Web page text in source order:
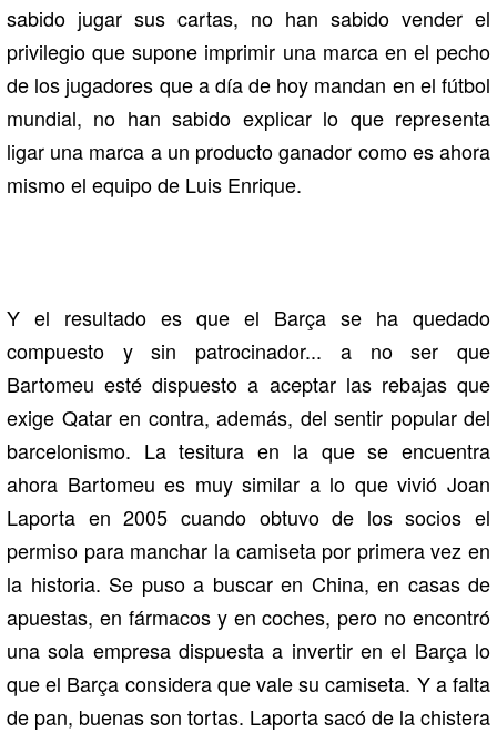
sabido jugar sus cartas, no han sabido vender el
privilegio que supone imprimir una marca en el pecho
de los jugadores que a día de hoy mandan en el fútbol
mundial, no han sabido explicar lo que representa
ligar una marca a un producto ganador como es ahora
mismo el equipo de Luis Enrique.
Y el resultado es que el Barça se ha quedado
compuesto y sin patrocinador... a no ser que
Bartomeu esté dispuesto a aceptar las rebajas que
exige Qatar en contra, además, del sentir popular del
barcelonismo. La tesitura en la que se encuentra
ahora Bartomeu es muy similar a lo que vivió Joan
Laporta en 2005 cuando obtuvo de los socios el
permiso para manchar la camiseta por primera vez en
la historia. Se puso a buscar en China, en casas de
apuestas, en fármacos y en coches, pero no encontró
una sola empresa dispuesta a invertir en el Barça lo
que el Barça considera que vale su camiseta. Y a falta
de pan, buenas son tortas. Laporta sacó de la chistera